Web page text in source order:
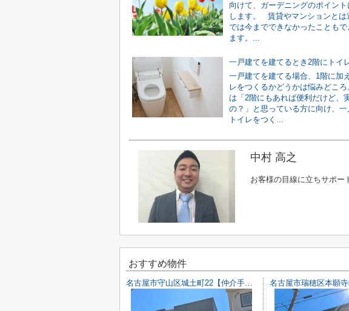
向けて、ガーデニングのポイント
します。 賃貸やマンションとは
では今までできなかったこともで
ます。...
一戸建てを建てる場合、1階に加
レをつくるかどうかは悩みどこ
は「2階にもあれば便利だけど、
の？」と思っている方に向け、
トイレをつく...
中村 高之
お客様の目線に立ちサポー
おすすめ物件